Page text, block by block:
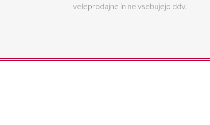
veleprodajne in ne vsebujejo ddv.